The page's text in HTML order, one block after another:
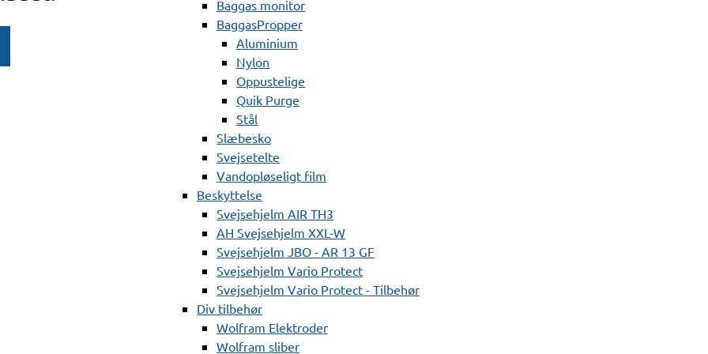
Baggas monitor
BaggasPropper
Aluminium
Nylon
Oppustelige
Quik Purge
Stål
Slæbesko
Svejsetelte
Vandopløseligt film
Beskyttelse
Svejsehjelm AIR TH3
AH Svejsehjelm XXL-W
Svejsehjelm JBO - AR 13 GF
Svejsehjelm Vario Protect
Svejsehjelm Vario Protect - Tilbehør
Div tilbehør
Wolfram Elektroder
Wolfram sliber